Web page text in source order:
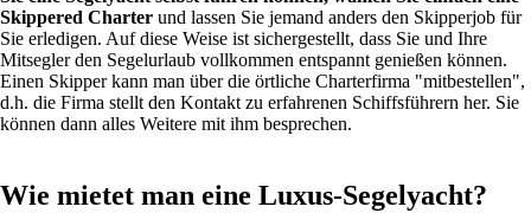
Skippered Charter und lassen Sie jemand anders den Skipperjob für
Sie erledigen. Auf diese Weise ist sichergestellt, dass Sie und Ihre
Mitsegler den Segelurlaub vollkommen entspannt genießen können.
Einen Skipper kann man über die örtliche Charterfirma "mitbestellen",
d.h. die Firma stellt den Kontakt zu erfahrenen Schiffsführern her. Sie
können dann alles Weitere mit ihm besprechen.
Wie mietet man eine Luxus-Segelyacht?